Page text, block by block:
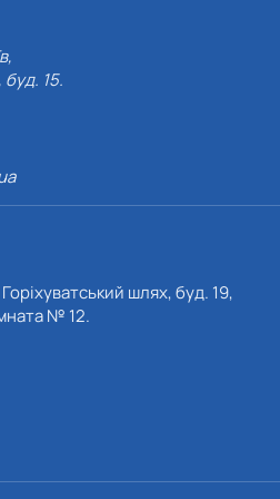
15.
шлях, буд. 19,
№ 12.